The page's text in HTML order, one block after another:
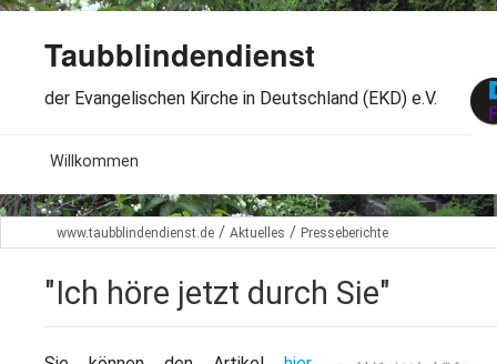
Taubblindendienst
der Evangelischen Kirche in Deutschland (EKD) e.V.
Willkommen
Aktuelles
Arbeitsbereiche
www.taubblindendienst.de / Aktuelles / Presseberichte
"Ich höre jetzt durch Sie"